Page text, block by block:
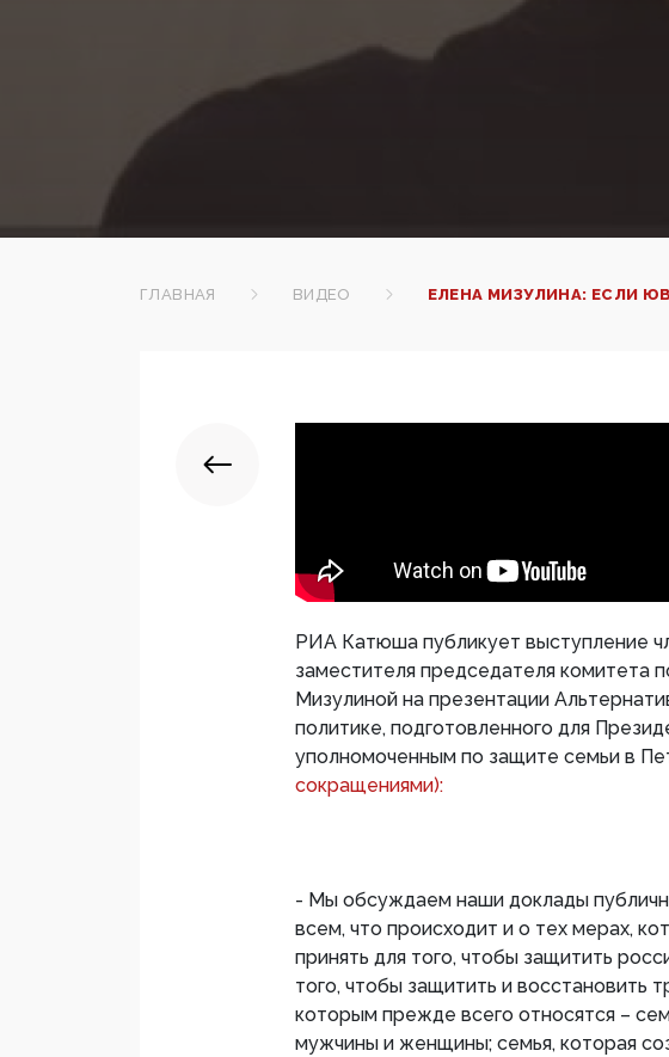
ГЛАВНАЯ ВИДЕО ЕЛЕНА МИЗУЛИНА: ЕСЛИ
РИА Катюша публикует выступление
заместителя председателя комитета
Мизулиной на презентации
политике, подготовленного для
уполномоченным по защите семьи в
сокращениями):
- Мы обсуждаем наши доклады
всем, что происходит и о тех мерах,
принять для того, чтобы защитить
того, чтобы защитить и восстановить
которым прежде всего относятся –
мужчины и женщины; семья, которая